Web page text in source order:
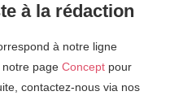
à la rédaction
à notre ligne
page Concept pour
contactez-nous via nos